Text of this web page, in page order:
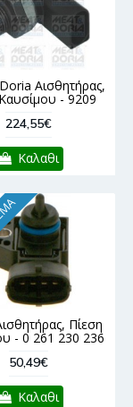
Αισθητήρας,
- 9209
224,55€
Καλαθι
Πίεση
- 0 261 230 236
50,49€
Καλαθι